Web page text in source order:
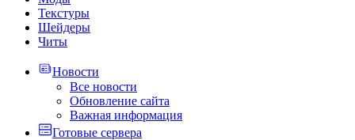
Текстуры
Шейдеры
Читы
Новости
Все новости
Обновление сайта
Важная информация
Готовые сервера